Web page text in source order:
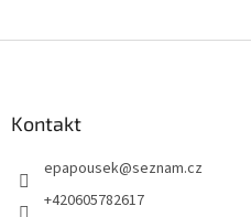
Kontakt
epapousek@seznam.cz
+420605782617